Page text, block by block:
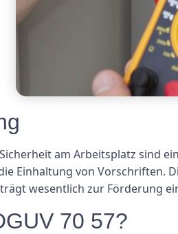
am Arbeitsplatz sind
Einhaltung von Vorschriften.
wesentlich zur Förderung
70 57?